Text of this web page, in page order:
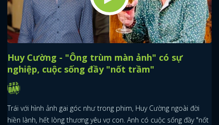
Huy Cường - "Ông trùm màn ảnh" có sự
nghiệp, cuộc sống đầy "nốt trầm"
Trái với hình ảnh gai góc như trong phim, Huy Cường ngoài đời
hiền lành, hết lòng thương yêu vợ con. Anh có cuộc sống đầy "nốt